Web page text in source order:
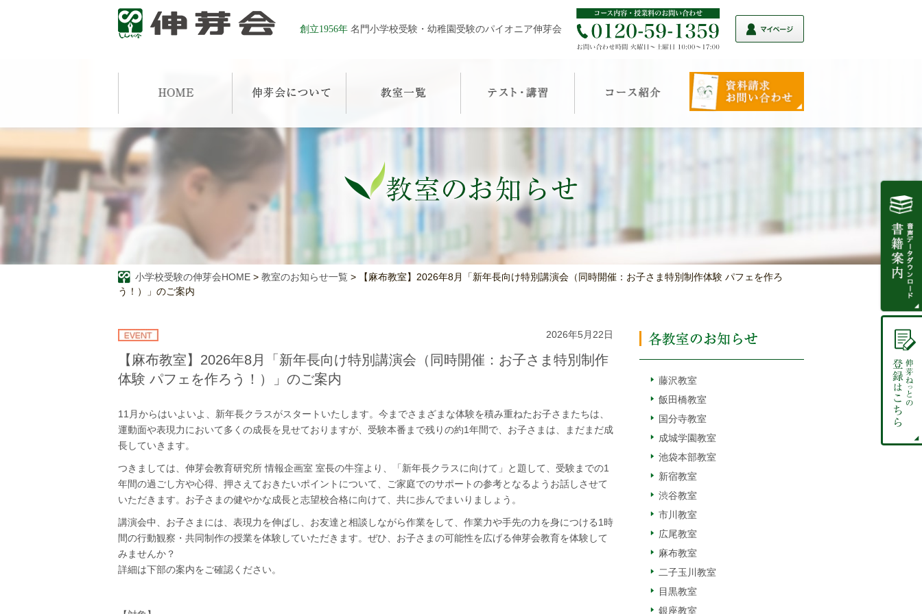
創立1956年 名門小学校受験・幼稚園受験のパイオニア伸芽会
小学校受験の伸芽会HOME > 教室のお知らせ一覧 >
【麻布教室】2026年8月「新年長向け特別講演会（同時開催：お子さま特別制作体験 パフェを作ろ
う！）」のご案内
2026年5月22日
【麻布教室】2026年8月「新年長向け特別講演会（同時開催：お子さま特別制作
体験 パフェを作ろう！）」のご案内
11月からはいよいよ、新年長クラスがスタートいたします。今までさまざまな体験を積み重ねたお子さまたちは、
運動面や表現力において多くの成長を見せておりますが、受験本番まで残りの約1年間で、お子さまは、まだまだ成
長していきます。
つきましては、伸芽会教育研究所 情報企画室 室長の牛窪より、「新年長クラスに向けて」と題して、受験までの1
年間の過ごし方や心得、押さえておきたいポイントについて、ご家庭でのサポートの参考となるようお話しさせて
いただきます。お子さまの健やかな成長と志望校合格に向けて、共に歩んでまいりましょう。
講演会中、お子さまには、表現力を伸ばし、お友達と相談しながら作業をして、作業力や手先の力を身につける1時
間の行動観察・共同制作の授業を体験していただきます。ぜひ、お子さまの可能性を広げる伸芽会教育を体験して
みませんか？
詳細は下部の案内をご確認ください。
藤沢教室
飯田橋教室
国分寺教室
成城学園教室
池袋本部教室
新宿教室
渋谷教室
市川教室
広尾教室
麻布教室
二子玉川教室
目黒教室
銀座教室